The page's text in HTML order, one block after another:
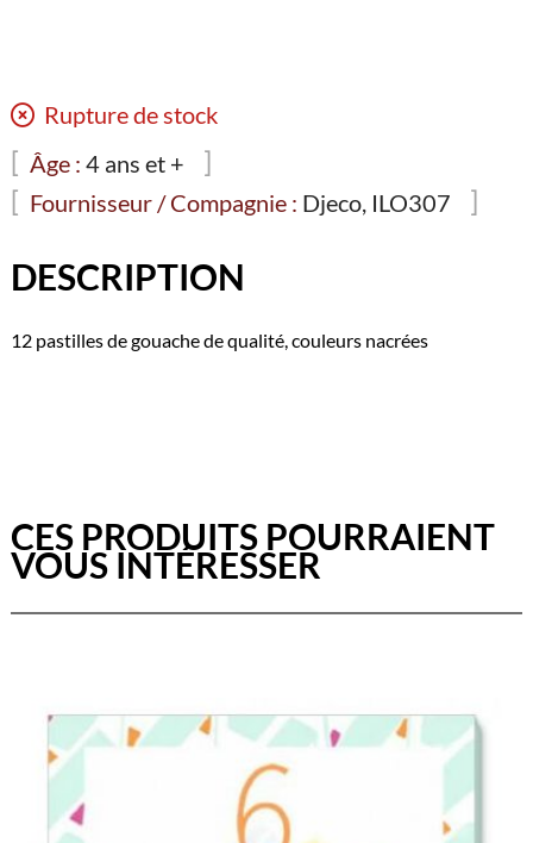
Rupture de stock
Âge : 4 ans et +
Fournisseur / Compagnie : Djeco, ILO307
DESCRIPTION
12 pastilles de gouache de qualité, couleurs nacrées
CES PRODUITS POURRAIENT
VOUS INTÉRESSER